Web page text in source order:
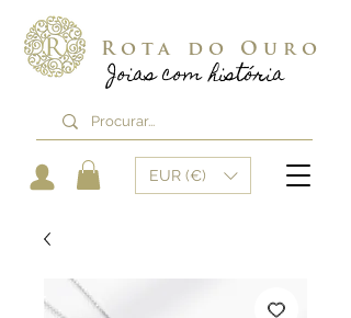
Joias com história
Rota do Ouro
EUR (€)